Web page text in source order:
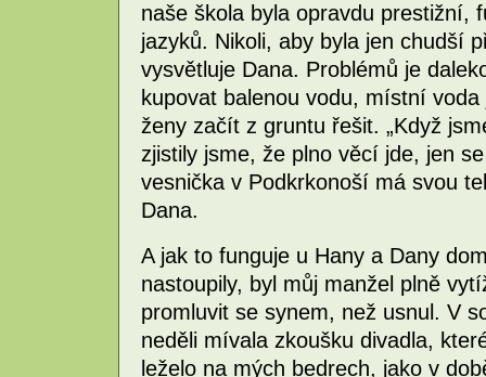
naše škola byla opravdu prestižní,
jazyků. Nikoli, aby byla jen chudší
vysvětluje Dana. Problémů je
kupovat balenou vodu, místní
ženy začít z gruntu řešit. „Když
zjistily jsme, že plno věcí jde, jen
vesnička v Podkrkonoší má svou
Dana.
A jak to funguje u Hany a Dany
nastoupily, byl můj manžel plně
promluvit se synem, než usnul. V
neděli mívala zkoušku divadla,
leželo na mých bedrech, jako v